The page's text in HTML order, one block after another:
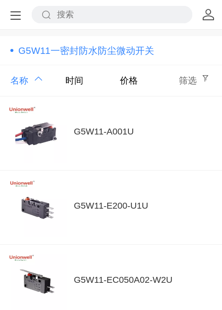
G5W11一密封防水防尘微动开关
名称 时间 价格 筛选
G5W11-A001U
G5W11-E200-U1U
G5W11-EC050A02-W2U